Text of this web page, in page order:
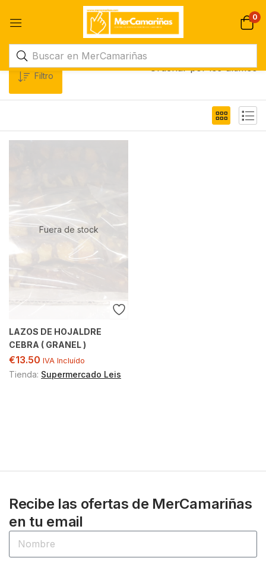
0
Filtro
Ordenar por los últimos
Fuera de stock
LAZOS DE HOJALDRE
CEBRA ( GRANEL )
€13.50 IVA Incluído
Tienda: Supermercado Leis
Recibe las ofertas de MerCamariñas
en tu email